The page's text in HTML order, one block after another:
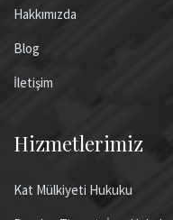
Hakkımızda
Blog
İletişim
Hizmetlerimiz
Kat Mülkiyeti Hukuku